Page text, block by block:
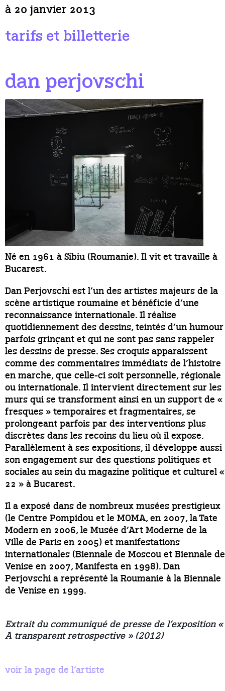
à 20 janvier 2013
tarifs et billetterie
dan perjovschi
Né en 1961 à Sibiu (Roumanie). Il vit et travaille à
Bucarest.
Dan Perjovschi est l’un des artistes majeurs de la
scène artistique roumaine et bénéficie d’une
reconnaissance internationale. Il réalise
quotidiennement des dessins, teintés d’un humour
parfois grinçant et qui ne sont pas sans rappeler
les dessins de presse. Ses croquis apparaissent
comme des commentaires immédiats de l’histoire
en marche, que celle-ci soit personnelle, régionale
ou internationale. Il intervient directement sur les
murs qui se transforment ainsi en un support de «
fresques » temporaires et fragmentaires, se
prolongeant parfois par des interventions plus
discrètes dans les recoins du lieu où il expose.
Parallèlement à ses expositions, il développe aussi
son engagement sur des questions politiques et
sociales au sein du magazine politique et culturel «
22 » à Bucarest.
Il a exposé dans de nombreux musées prestigieux
(le Centre Pompidou et le MOMA, en 2007, la Tate
Modern en 2006, le Musée d’Art Moderne de la
Ville de Paris en 2005) et manifestations
internationales (Biennale de Moscou et Biennale de
Venise en 2007, Manifesta en 1998). Dan
Perjovschi a représenté la Roumanie à la Biennale
de Venise en 1999.
Extrait du communiqué de presse de l’exposition «
A transparent retrospective » (2012)
voir la page de l’artiste